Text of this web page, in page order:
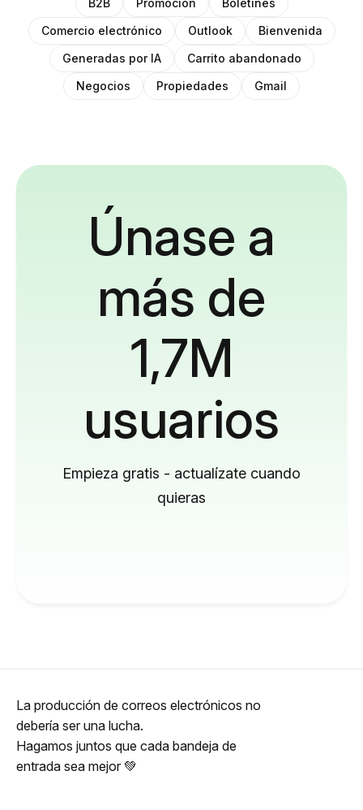
B2B Promoción
Boletines
Comercio electrónico
Outlook
Bienvenida
Generadas por IA
Carrito abandonado
Negocios
Propiedades Gmail
Únase a
más de
1,7M
usuarios
Empieza gratis - actualízate cuando
quieras
La producción de correos electrónicos no
debería ser una lucha.
Hagamos juntos que cada bandeja de
entrada sea mejor 💚